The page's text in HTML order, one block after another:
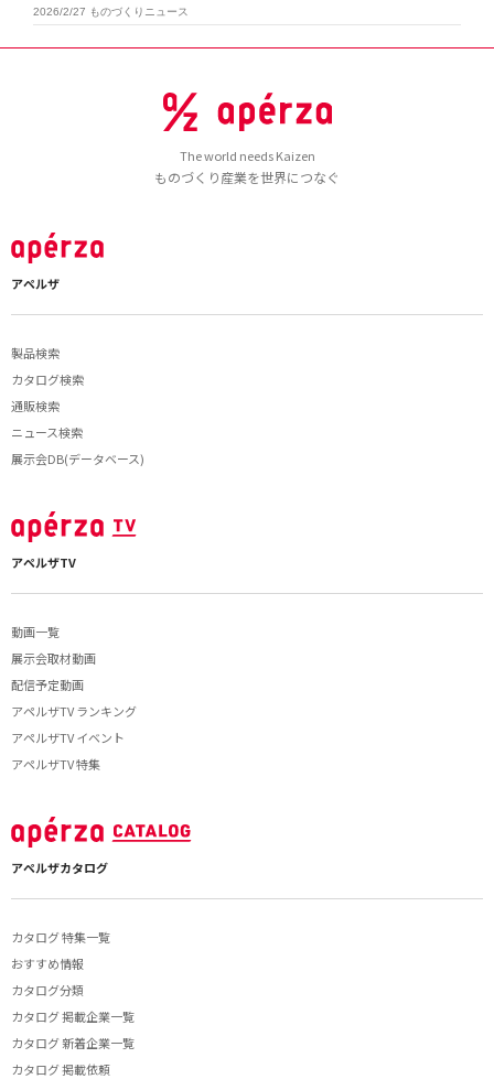
2026/2/27 ものづくりニュース
The world needs Kaizen
ものづくり産業を世界につなぐ
アペルザ
製品検索
カタログ検索
通販検索
ニュース検索
展示会DB(データベース)
アペルザTV
動画一覧
展示会取材動画
配信予定動画
アペルザTV ランキング
アペルザTV イベント
アペルザTV 特集
アペルザカタログ
カタログ 特集一覧
おすすめ情報
カタログ分類
カタログ 掲載企業一覧
カタログ 新着企業一覧
カタログ 掲載依頼